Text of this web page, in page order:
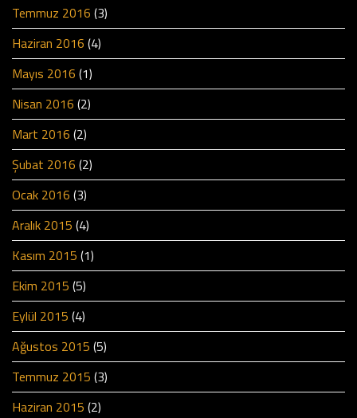
Temmuz 2016 (3)
Haziran 2016 (4)
Mayıs 2016 (1)
Nisan 2016 (2)
Mart 2016 (2)
Şubat 2016 (2)
Ocak 2016 (3)
Aralık 2015 (4)
Kasım 2015 (1)
Ekim 2015 (5)
Eylül 2015 (4)
Ağustos 2015 (5)
Temmuz 2015 (3)
Haziran 2015 (2)